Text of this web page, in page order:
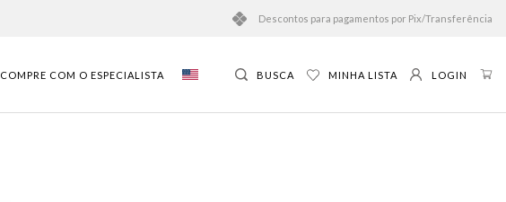
Descontos para pagamentos por Pix/Transferência
COMPRE COM O ESPECIALISTA BUSCA MINHA LISTA LOGIN